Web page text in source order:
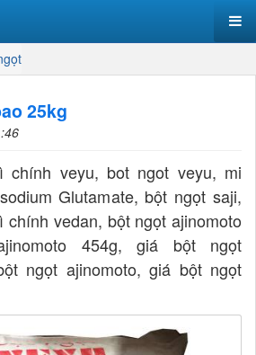
25kg
chính veyu, bot ngot veyu, mi
Glutamate, bột ngọt saji,
chính vedan, bột ngọt ajinomoto
454g, giá bột ngọt
ngọt ajinomoto, giá bột ngọt